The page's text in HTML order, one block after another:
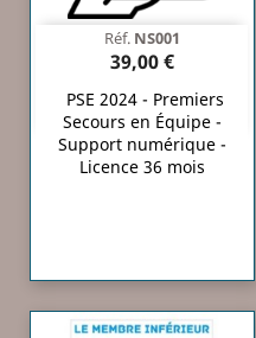
Réf. NS001
39,00 €
PSE 2024 - Premiers
Secours en Équipe -
Support numérique -
Licence 36 mois